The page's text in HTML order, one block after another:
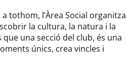
tothom, l’Àrea Social organitza
la cultura, la natura i la
una secció del club, és una
únics, crea vincles i